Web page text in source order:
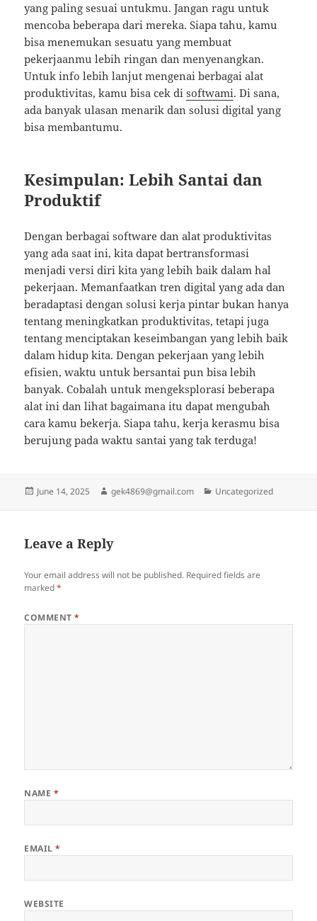
yang paling sesuai untukmu. Jangan ragu untuk
mencoba beberapa dari mereka. Siapa tahu, kamu
bisa menemukan sesuatu yang membuat
pekerjaanmu lebih ringan dan menyenangkan.
Untuk info lebih lanjut mengenai berbagai alat
produktivitas, kamu bisa cek disoftwami. Di sana,
ada banyak ulasan menarik dan solusi digital yang
bisa membantumu.
Kesimpulan: Lebih Santai dan
Produktif
Dengan berbagai software dan alat produktivitas
yang ada saat ini, kita dapat bertransformasi
menjadi versi diri kita yang lebih baik dalam hal
pekerjaan. Memanfaatkan tren digital yang ada dan
beradaptasi dengan solusi kerja pintar bukan hanya
tentang meningkatkan produktivitas, tetapi juga
tentang menciptakan keseimbangan yang lebih baik
dalam hidup kita. Dengan pekerjaan yang lebih
efisien, waktu untuk bersantai pun bisa lebih
banyak. Cobalah untuk mengeksplorasi beberapa
alat ini dan lihat bagaimana itu dapat mengubah
cara kamu bekerja. Siapa tahu, kerja kerasmu bisa
berujung pada waktu santai yang tak terduga!
Posted
June 14, 2025 Author
gek4869@gmail.com Categories
Uncategorized
Leave a Reply
Your email address will not be published. Required fields are
marked*
COMMENT*
NAME *
EMAIL*
WEBSITE